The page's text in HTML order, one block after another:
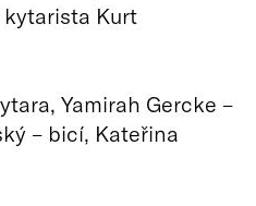
Kurt
Yamirah Gercke –
– bicí, Kateřina